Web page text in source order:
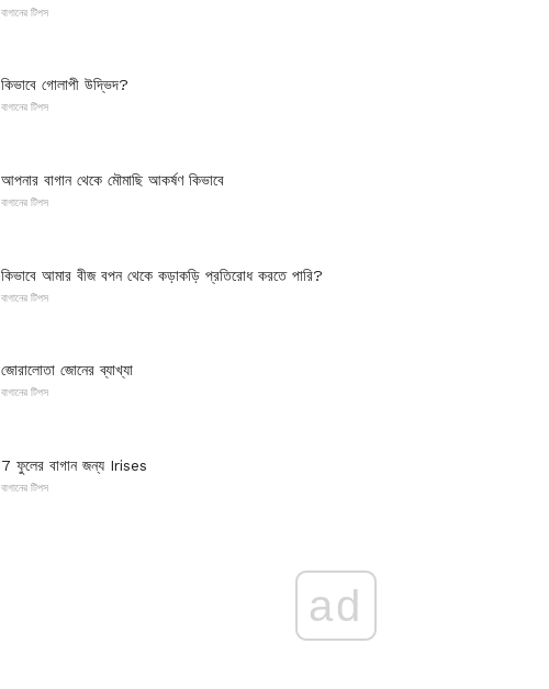
বাগানের টিপস
কিভাবে গোলাপী উদ্ভিদ?
বাগানের টিপস
আপনার বাগান থেকে মৌমাছি আকর্ষণ কিভাবে
বাগানের টিপস
কিভাবে আমার বীজ বপন থেকে কড়াকড়ি প্রতিরোধ করতে পারি?
বাগানের টিপস
জোরালোতা জোনের ব্যাখ্যা
বাগানের টিপস
7 ফুলের বাগান জন্য Irises
বাগানের টিপস
ad